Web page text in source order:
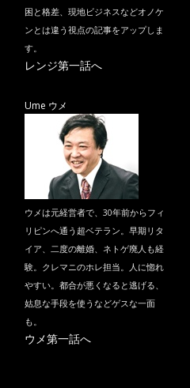
困と格差、現地ビジネスなどオノケ
ンとは違う視点の記事をアップしま
す。
レンジ第一話へ
Ume ウメ
ウメは元経営者で、30年前からフィ
リピンへ通う超ベテラン。早期リタ
イア、二度の離婚、ネトゲ廃人も経
験。クレマニのホレ担当。人に惚れ
やすい。都合が悪くなると逃げる、
姑息な手段を使うなどゲスな一面
も。
ウメ第一話へ